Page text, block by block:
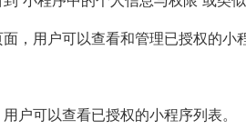
，用户可以查看和管理已授权的小
户可以查看已授权的小程序列表。